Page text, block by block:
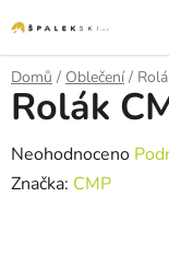
Domů / Oblečení /
Rolák
Průměrné
Neohodnoceno
Značka: CMP